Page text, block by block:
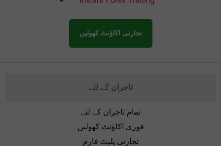
تجارتی اکاؤنٹ کھولیں
تاجران کے لئے
تمام تاجران کے لئے
فوری اکاؤنٹ کھولیں
تجارتی پلیٹ فارم